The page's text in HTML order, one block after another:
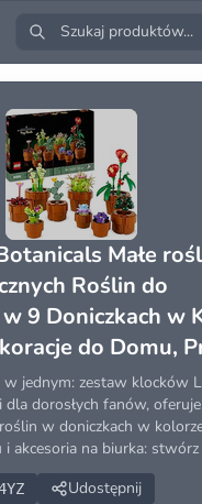
Małe
Roślin do
9 Doniczkach w
do Domu,
dla Żony i
jednym: zestaw klocków
dla dorosłych fanów,
w doniczkach w
i akcesoria na biurka:
tropikalnych i
mieści się w doniczce
Udostępnij